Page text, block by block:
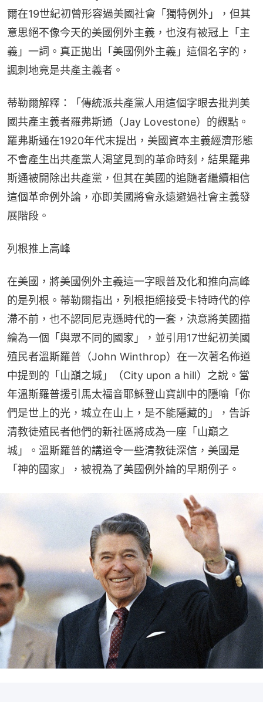
爾在19世紀初曾形容過美國社會「獨特例外」，但其
意思絕不像今天的美國例外主義，也沒有被冠上「主
義」一詞。真正拋出「美國例外主義」這個名字的，
諷刺地竟是共產主義者。
蒂勒爾解釋：「傳統派共產黨人用這個字眼去批判美
國共產主義者羅弗斯通（Jay Lovestone）的觀點。
羅弗斯通在1920年代末提出，美國資本主義經濟形態
不會產生出共產黨人渴望見到的革命時刻，結果羅弗
斯通被開除出共產黨，但其在美國的追隨者繼續相信
這個革命例外論，亦即美國將會永遠避過社會主義發
展階段。
列根推上高峰
在美國，將美國例外主義這一字眼普及化和推向高峰
的是列根。蒂勒爾指出，列根拒絕接受卡特時代的停
滯不前，也不認同尼克遜時代的一套，決意將美國描
繪為一個「與眾不同的國家」，並引用17世紀初美國
殖民者溫斯羅普（John Winthrop）在一次著名佈道
中提到的「山巔之城」（City upon a hill）之說。當
年溫斯羅普援引馬太福音耶穌登山寶訓中的隱喻「你
們是世上的光，城立在山上，是不能隱藏的」，告訴
清教徒殖民者他們的新社區將成為一座「山巔之
城」。溫斯羅普的講道令一些清教徒深信，美國是
「神的國家」，被視為了美國例外論的早期例子。